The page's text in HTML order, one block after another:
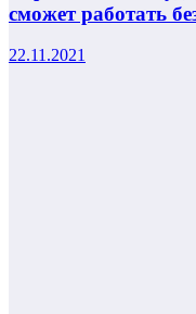
сможет работать
22.11.2021